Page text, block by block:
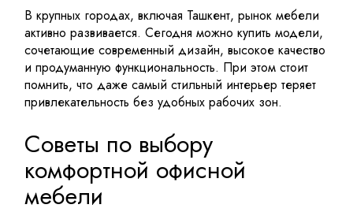
В крупных городах, включая Ташкент, рынок мебели
активно развивается. Сегодня можно купить модели,
сочетающие современный дизайн, высокое качество
и продуманную функциональность. При этом стоит
помнить, что даже самый стильный интерьер теряет
привлекательность без удобных рабочих зон.
Советы по выбору
комфортной офисной
мебели